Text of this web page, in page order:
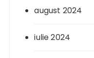
august 2024
iulie 2024